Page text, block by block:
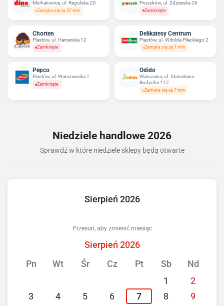
Michałowice, ul. Regulska 2D
Zamyka się za 37 min
Pruszków, ul. Zdziarska 26
Zamknięte
Chorten
Piastów, ul. Harcerska 12
Zamknięte
Delikatesy Centrum
Piastów, ul. Witolda Pileckiego 2
Zamyka się za 7 min
Pepco
Piastów, ul. Warszawska 1
Zamknięte
Odido
Warszawa, ul. Stanisława
Bodycha 112
Zamyka się za 7 min
Niedziele handlowe 2026
Sprawdź w które niedziele sklepy będą otwarte
Sierpień 2026
Przesuń, aby zmienić miesiąc
Sierpień 2026
Pn
Wt Śr Cz Pt Sb
Nd
1
2
3
4 5 6 7 8
9